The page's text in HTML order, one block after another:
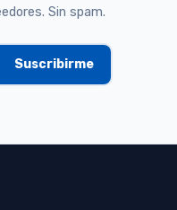
Sin spam.